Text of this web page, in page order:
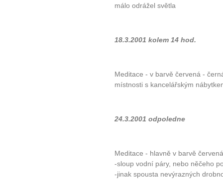
málo odrážel světla
18.3.2001 kolem 14 hod.
Meditace - v barvě červená -
místnosti s kancelářským
24.3.2001 odpoledne
Meditace - hlavně v barvě
-sloup vodní páry, nebo něčeho
-jinak spousta nevýrazných